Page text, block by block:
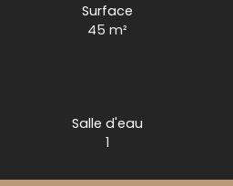
Surface
45m²
Salle d'eau
1